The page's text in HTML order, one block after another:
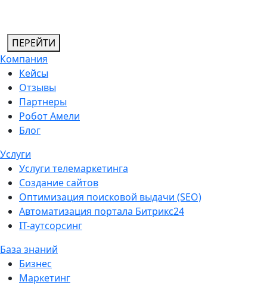
ПЕРЕЙТИ
Компания
Кейсы
Отзывы
Партнеры
Робот Амели
Блог
Услуги
Услуги телемаркетинга
Создание сайтов
Оптимизация поисковой выдачи (SEO)
Автоматизация портала Битрикс24
IT-аутсорсинг
База знаний
Бизнес
Маркетинг